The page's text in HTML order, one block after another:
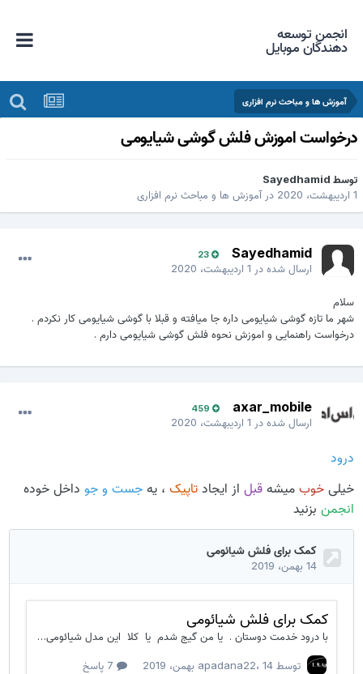
انجمن توسعه
دهندگان موبایل
آموزش ها و مباحث نرم افزاری
اموزش فلش گوشی شیایومی
Sayedhamid
درآموزش ها و مباحث نرم افزاری
Sayedhamid
23
ارسال شده در1 اردیبهشت، 2020
سلام
شهر ما تازه گوشی شیایومی داره جا میافته و قبلا با گوشی شیایومی کار نکردم .
درخواست راهنمایی و اموزش نحوه فلش گوشی شیایومی دارم .
axar_mobile
459
ارسال شده در1 اردیبهشت، 2020
درود
خیلیخوبمیشهقبل از ایجادتاپیک، یهجست و جوداخل خوده
انجمنبزنید